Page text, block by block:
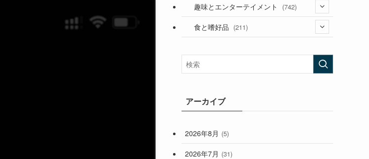
(53)
(181)
(394)
(282)
(33)
(248)
趣味とエンターテイメント (742)
(56)
(472)
食と嗜好品 (211)
アーカイブ
2026年8月 (5)
2026年7月 (31)